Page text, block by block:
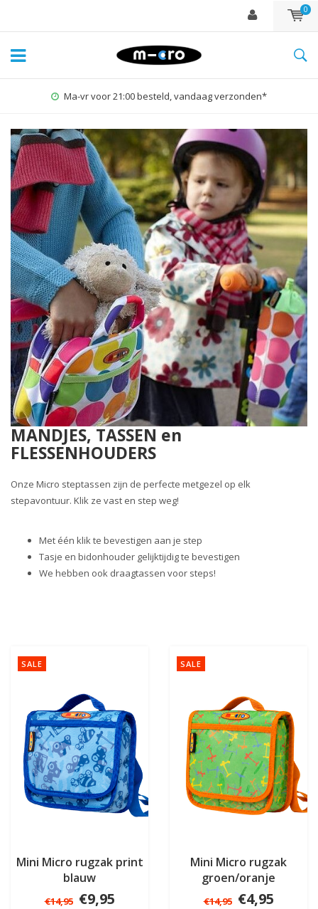
0
1% for the Planet
MANDJES, TASSEN en
FLESSENHOUDERS
Onze Micro steptassen zijn de perfecte metgezel op elk
stepavontuur. Klik ze vast en step weg!
Met één klik te bevestigen aan je step
Tasje en bidonhouder gelijktijdig te bevestigen
We hebben ook draagtassen voor steps!
SALE
Mini Micro rugzak print
blauw
€14,95 €9,95
SALE
Mini Micro rugzak
groen/oranje
€14,95 €4,95